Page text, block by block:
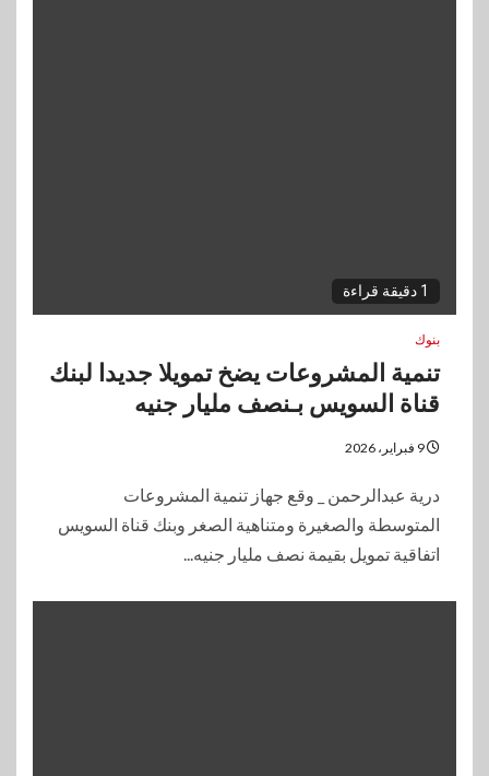
1 دقيقة قراءة
بنوك
تنمية المشروعات يضخ تمويلا جديدا لبنك
قناة السويس بـنصف مليار جنيه
درية عبدالرحمن _ وقع جهاز تنمية المشروعات
المتوسطة والصغيرة ومتناهية الصغر وبنك قناة السويس
اتفاقية تمويل بقيمة نصف مليار جنيه...